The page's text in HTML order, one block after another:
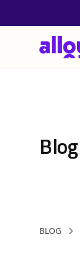
Blog
BLOG